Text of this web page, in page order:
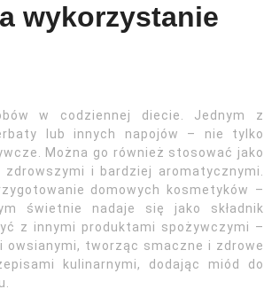
wykorzystanie
w codziennej diecie. Jednym z
lub innych napojów – nie tylko
Można go również stosować jako
i bardziej aromatycznymi.
domowych kosmetyków –
świetnie nadaje się jako składnik
z innymi produktami spożywczymi –
owsianymi, tworząc smaczne i zdrowe
kulinarnymi, dodając miód do